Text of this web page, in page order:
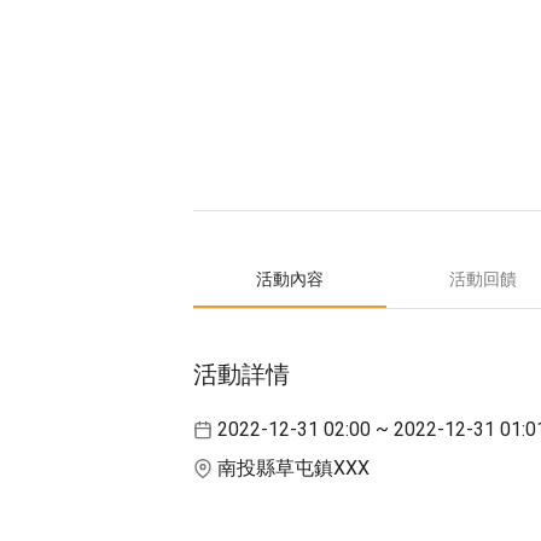
活動內容 活動回饋
活動詳情
2022-12-31 02:00 ~ 2022-12-31
南投縣草屯鎮XXX